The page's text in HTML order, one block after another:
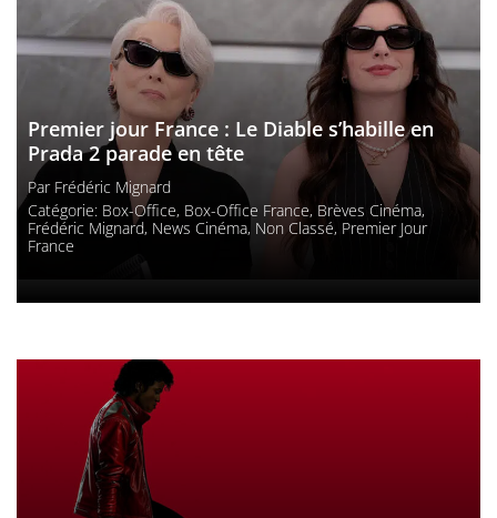
Premier jour France : Le Diable s’habille en
Prada 2 parade en tête
Par Frédéric Mignard
Catégorie: Box-Office, Box-Office France, Brèves Cinéma,
Frédéric Mignard, News Cinéma, Non Classé, Premier Jour
France